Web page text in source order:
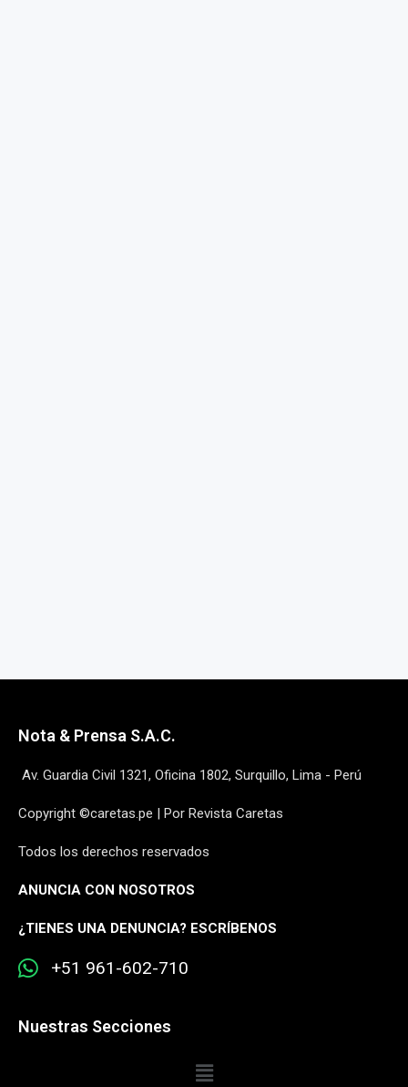
Nota & Prensa S.A.C.
Av. Guardia Civil 1321, Oficina 1802, Surquillo, Lima - Perú
Copyright ©caretas.pe | Por Revista Caretas
Todos los derechos reservados
ANUNCIA CON NOSOTROS
¿TIENES UNA DENUNCIA? ESCRÍBENOS
+51 961-602-710
Nuestras Secciones